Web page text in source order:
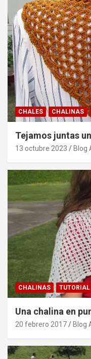
CHALES CHALINAS
Tejamos juntas
13 octubre 2023 Blog
CHALINAS TUTORIAL
Una chalina en
20 febrero 2017 Blog